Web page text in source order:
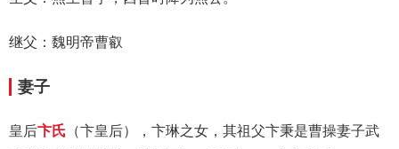
继父：魏明帝曹叡
妻子
皇后卞氏 （卞皇后），卞琳之女，其祖父卞秉是曹操妻子武